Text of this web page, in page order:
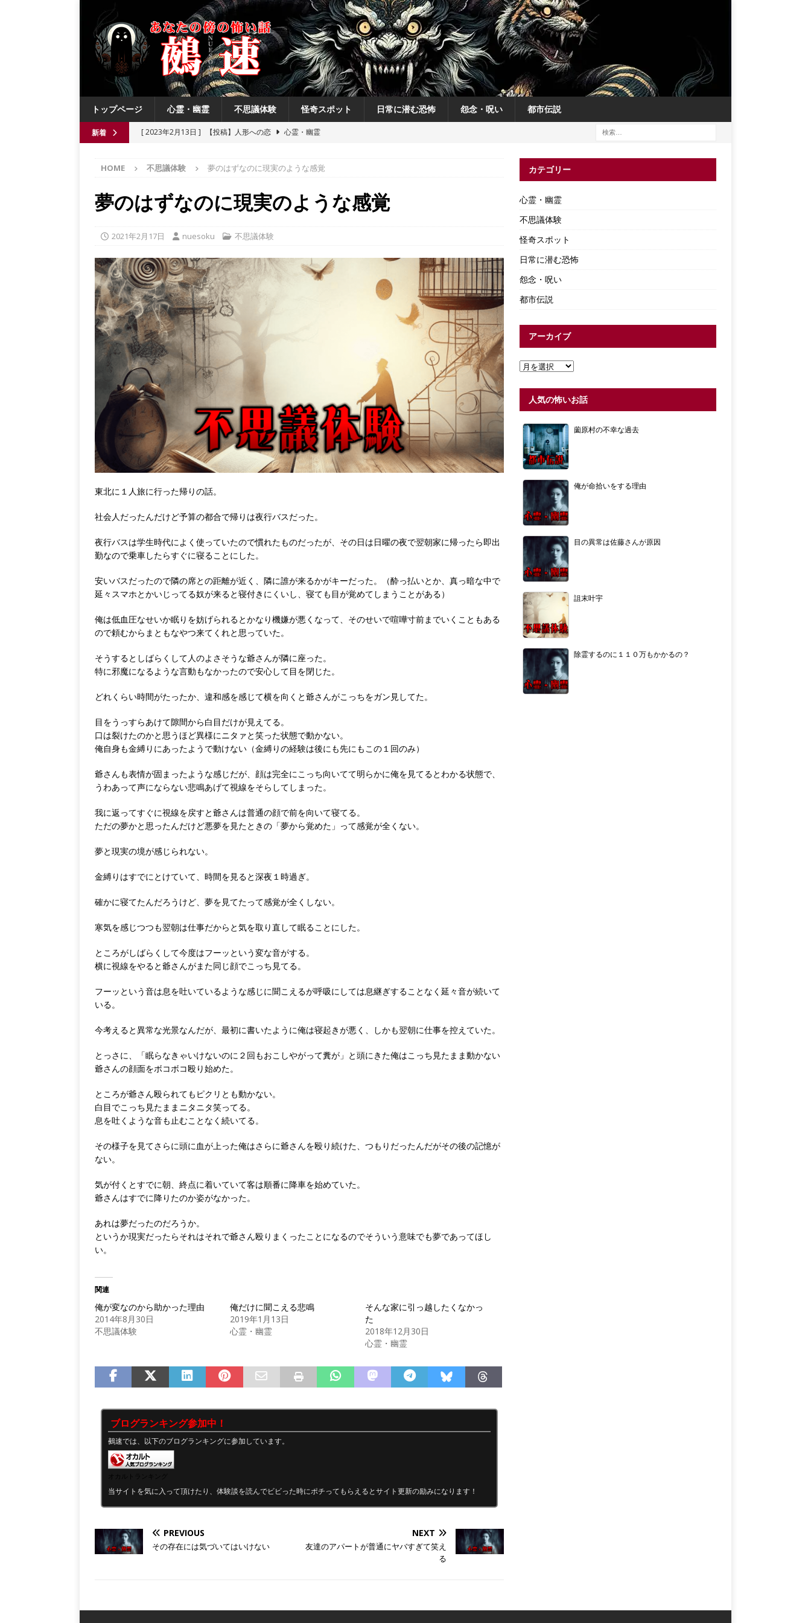
トップページ 心霊・幽霊 不思議体験 怪奇スポット 日常に潜む恐怖 怨念・呪い 都市伝説
新着 [ 2023年2月13日 ] 【投稿】人形への恋
心霊・幽霊
[ 2021年6月13日 ]
チチケゥ
都市伝説
[ 2021年6月13日 ]
ニュータウン祟り神
怨念・呪い
[ 2023年4月4日 ]
【投稿】厄祓い 怨念・呪い
HOME 不思議体験 夢のはずなのに現実のような感覚
夢のはずなのに現実のような感覚
2021年2月17日 nuesoku 不思議体験
東北に１人旅に行った帰りの話。
社会人だったんだけど予算の都合で帰りは夜行バスだった。
夜行バスは学生時代によく使っていたので慣れたものだったが、その日は日曜の夜で翌朝家に帰ったら即出
勤なので乗車したらすぐに寝ることにした。
安いバスだったので隣の席との距離が近く、隣に誰が来るかがキーだった。（酔っ払いとか、真っ暗な中で
延々スマホとかいじってる奴が来ると寝付きにくいし、寝ても目が覚めてしまうことがある）
俺は低血圧なせいか眠りを妨げられるとかなり機嫌が悪くなって、そのせいで喧嘩寸前までいくこともある
ので頼むからまともなやつ来てくれと思っていた。
そうするとしばらくして人のよさそうな爺さんが隣に座った。
特に邪魔になるような言動もなかったので安心して目を閉じた。
どれくらい時間がたったか、違和感を感じて横を向くと爺さんがこっちをガン見してた。
目をうっすらあけて隙間から白目だけが見えてる。
口は裂けたのかと思うほど異様にニタァと笑った状態で動かない。
俺自身も金縛りにあったようで動けない（金縛りの経験は後にも先にもこの１回のみ）
爺さんも表情が固まったような感じだが、顔は完全にこっち向いてて明らかに俺を見てるとわかる状態で、
うわあって声にならない悲鳴あげて視線をそらしてしまった。
我に返ってすぐに視線を戻すと爺さんは普通の顔で前を向いて寝てる。
ただの夢かと思ったんだけど悪夢を見たときの「夢から覚めた」って感覚が全くない。
夢と現実の境が感じられない。
金縛りはすでにとけていて、時間を見ると深夜１時過ぎ。
確かに寝てたんだろうけど、夢を見てたって感覚が全くしない。
寒気を感じつつも翌朝は仕事だからと気を取り直して眠ることにした。
ところがしばらくして今度はフーッという変な音がする。
横に視線をやると爺さんがまた同じ顔でこっち見てる。
フーッという音は息を吐いているような感じに聞こえるが呼吸にしては息継ぎすることなく延々音が続いて
いる。
今考えると異常な光景なんだが、最初に書いたように俺は寝起きが悪く、しかも翌朝に仕事を控えていた。
とっさに、「眠らなきゃいけないのに２回もおこしやがって糞が」と頭にきた俺はこっち見たまま動かない
爺さんの顔面をボコボコ殴り始めた。
ところが爺さん殴られてもピクリとも動かない。
白目でこっち見たままニタニタ笑ってる。
息を吐くような音も止むことなく続いてる。
その様子を見てさらに頭に血が上った俺はさらに爺さんを殴り続けた、つもりだったんだがその後の記憶が
ない。
気が付くとすでに朝、終点に着いていて客は順番に降車を始めていた。
爺さんはすでに降りたのか姿がなかった。
あれは夢だったのだろうか。
というか現実だったらそれはそれで爺さん殴りまくったことになるのでそういう意味でも夢であってほし
い。
関連
俺が変なのから助かった理由
2014年8月30日
不思議体験
俺だけに聞こえる悲鳴
2019年1月13日
心霊・幽霊
そんな家に引っ越したくなかっ
た
2018年12月30日
心霊・幽霊
ブログランキング参加中！
鵺速では、以下のブログランキングに参加しています。
当サイトを気に入って頂けたり、体験談を読んでビビった時にポチってもらえるとサイト更新の励みになります！
PREVIOUS
その存在には気づいてはいけない
NEXT
友達のアパートが普通にヤバすぎて笑え
る
カテゴリー
心霊・幽霊
不思議体験
怪奇スポット
日常に潜む恐怖
怨念・呪い
都市伝説
アーカイブ
人気の怖いお話
薗原村の不幸な過去
俺が命拾いをする理由
目の異常は佐藤さんが原因
詛末叶宇
除霊するのに１１０万もかかるの？